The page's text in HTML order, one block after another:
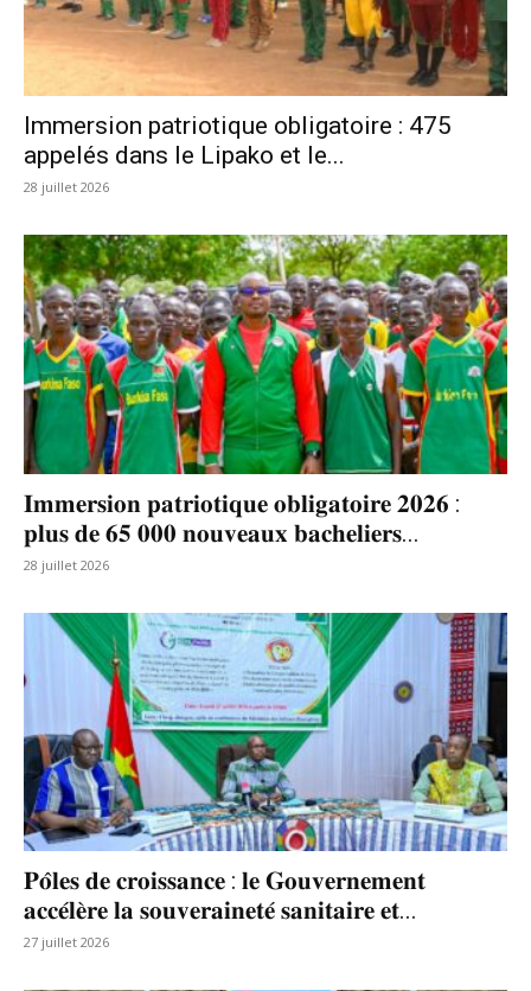
Immersion patriotique obligatoire : 475
appelés dans le Lipako et le...
28 juillet 2026
𝐈𝐦𝐦𝐞𝐫𝐬𝐢𝐨𝐧 𝐩𝐚𝐭𝐫𝐢𝐨𝐭𝐢𝐪𝐮𝐞 𝐨𝐛𝐥𝐢𝐠𝐚𝐭𝐨𝐢𝐫𝐞 𝟐𝟎𝟐𝟔 :
𝐩𝐥𝐮𝐬 𝐝𝐞 𝟔𝟓 𝟎𝟎𝟎 𝐧𝐨𝐮𝐯𝐞𝐚𝐮𝐱 𝐛𝐚𝐜𝐡𝐞𝐥𝐢𝐞𝐫𝐬...
28 juillet 2026
𝐏𝐨̂𝐥𝐞𝐬 𝐝𝐞 𝐜𝐫𝐨𝐢𝐬𝐬𝐚𝐧𝐜𝐞 : 𝐥𝐞 𝐆𝐨𝐮𝐯𝐞𝐫𝐧𝐞𝐦𝐞𝐧𝐭
𝐚𝐜𝐜𝐞́𝐥𝐞̀𝐫𝐞 𝐥𝐚 𝐬𝐨𝐮𝐯𝐞𝐫𝐚𝐢𝐧𝐞𝐭𝐞́ 𝐬𝐚𝐧𝐢𝐭𝐚𝐢𝐫𝐞 𝐞𝐭...
27 juillet 2026